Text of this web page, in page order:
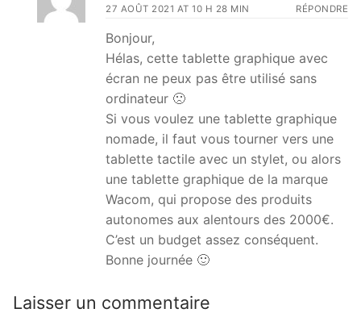
27 AOÛT 2021 AT 10 H 28 MIN RÉPONDRE
Bonjour,
Hélas, cette tablette graphique avec
écran ne peux pas être utilisé sans
ordinateur 🙁
Si vous voulez une tablette graphique
nomade, il faut vous tourner vers une
tablette tactile avec un stylet, ou alors
une tablette graphique de la marque
Wacom, qui propose des produits
autonomes aux alentours des 2000€.
C’est un budget assez conséquent.
Bonne journée 🙂
Laisser un commentaire